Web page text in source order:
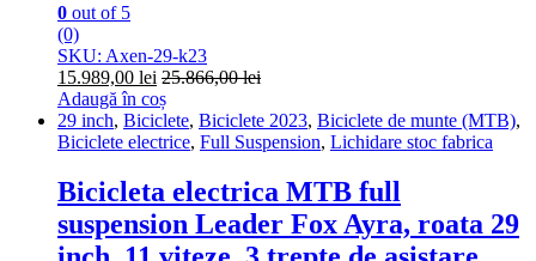
0 out of 5
(0)
SKU: Axen-29-k23
15.989,00 lei 25.866,00lei
Adaugă în coș
29 inch, Biciclete, Biciclete 2023, Biciclete de munte (MTB),
Biciclete electrice, Full Suspension, Lichidare stoc fabrica
Bicicleta electrica MTB full
suspension Leader Fox Ayra, roata 29